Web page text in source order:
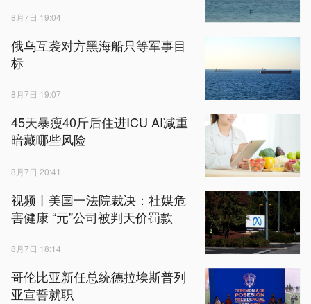
8月7日 19:04
俄乌互袭对方黑海船只等军事目
标
8月7日 19:07
45天暴瘦40斤后住进ICU AI减重
暗藏哪些风险
8月7日 20:41
视频丨美国一法院裁决：社媒危
害健康 “元”公司被判天价罚款
8月7日 18:14
哥伦比亚新任总统德拉埃斯普列
亚宣誓就职